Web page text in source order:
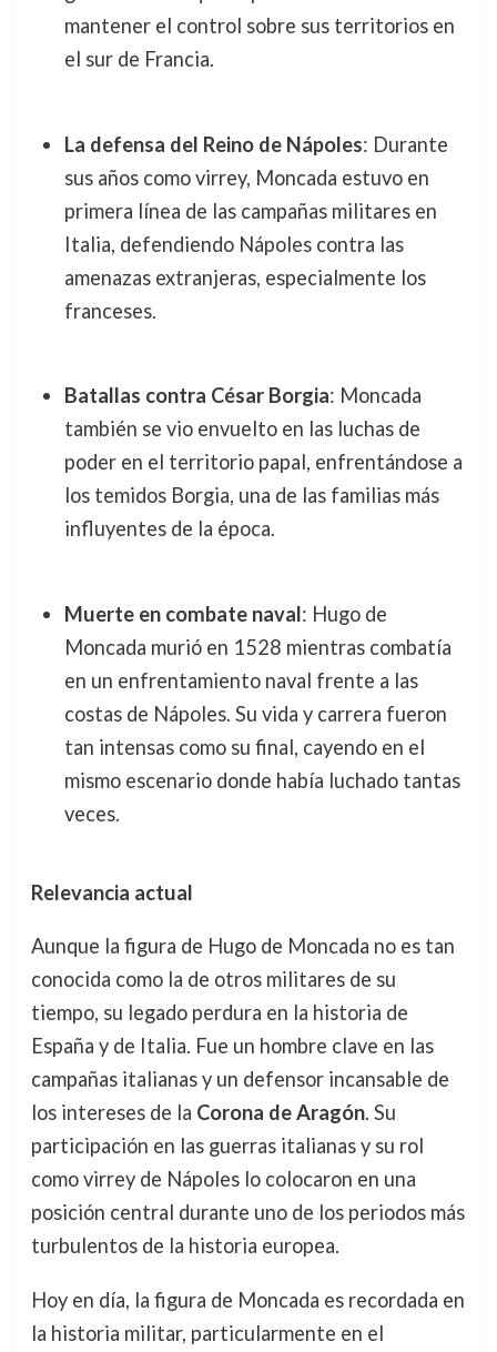
mantener el control sobre sus territorios en
el sur de Francia.
La defensa del Reino de Nápoles: Durante
sus años como virrey, Moncada estuvo en
primera línea de las campañas militares en
Italia, defendiendo Nápoles contra las
amenazas extranjeras, especialmente los
franceses.
Batallas contra César Borgia: Moncada
también se vio envuelto en las luchas de
poder en el territorio papal, enfrentándose a
los temidos Borgia, una de las familias más
influyentes de la época.
Muerte en combate naval: Hugo de
Moncada murió en 1528 mientras combatía
en un enfrentamiento naval frente a las
costas de Nápoles. Su vida y carrera fueron
tan intensas como su final, cayendo en el
mismo escenario donde había luchado tantas
veces.
Relevancia actual
Aunque la figura de Hugo de Moncada no es tan
conocida como la de otros militares de su
tiempo, su legado perdura en la historia de
España y de Italia. Fue un hombre clave en las
campañas italianas y un defensor incansable de
los intereses de la Corona de Aragón. Su
participación en las guerras italianas y su rol
como virrey de Nápoles lo colocaron en una
posición central durante uno de los periodos más
turbulentos de la historia europea.
Hoy en día, la figura de Moncada es recordada en
la historia militar, particularmente en el